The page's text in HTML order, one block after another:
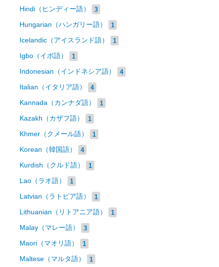
Hindi（ヒンディー語） 3
Hungarian（ハンガリー語） 1
Icelandic（アイスランド語） 1
Igbo（イボ語） 1
Indonesian（インドネシア語） 4
Italian（イタリア語） 4
Kannada（カンナダ語） 1
Kazakh（カザフ語） 1
Khmer（クメール語） 1
Korean（韓国語） 4
Kurdish（クルド語） 1
Lao（ラオ語） 1
Latvian（ラトビア語） 1
Lithuanian（リトアニア語） 1
Malay（マレー語） 3
Maori（マオリ語） 1
Maltese（マルタ語） 1